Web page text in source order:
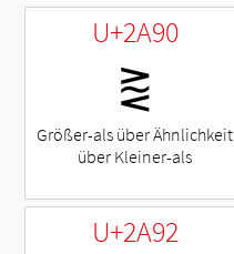
U+2A90
⪐
Größer-als über Ähnlichkeit
über Kleiner-als
U+2A92